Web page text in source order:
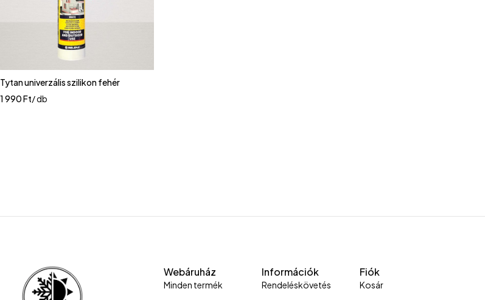
Tytan univerzális szilikon fehér
1 990Ft/ db
Webáruház
Minden termék
Információk
Rendeléskövetés
Fiók
Kosár